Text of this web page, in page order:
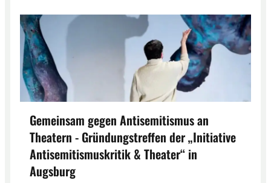
Gemeinsam gegen Antisemitismus an
Theatern - Gründungstreffen der „Initiative
Antisemitismuskritik & Theater“ in
Augsburg